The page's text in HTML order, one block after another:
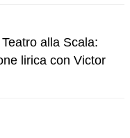
alla Scala:
lirica con Victor